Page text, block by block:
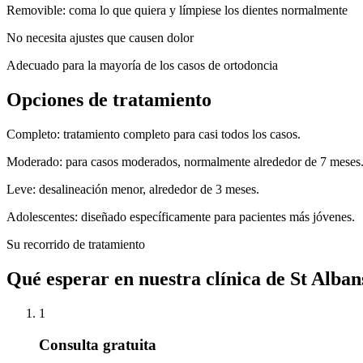
Removible: coma lo que quiera y límpiese los dientes normalmente
No necesita ajustes que causen dolor
Adecuado para la mayoría de los casos de ortodoncia
Opciones de tratamiento
Completo: tratamiento completo para casi todos los casos.
Moderado: para casos moderados, normalmente alrededor de 7 meses.
Leve: desalineación menor, alrededor de 3 meses.
Adolescentes: diseñado específicamente para pacientes más jóvenes.
Su recorrido de tratamiento
Qué esperar en nuestra clínica de St
1
Consulta gratuita